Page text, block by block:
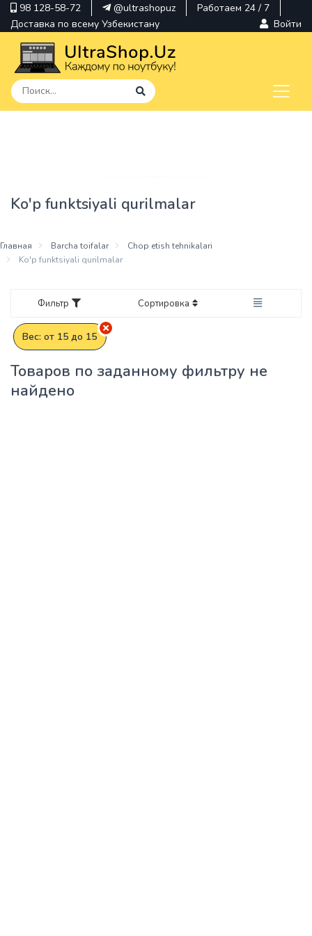
98 128-58-72 @ultrashopuz
Работаем 24 / 7
Доставка по всему Узбекистану
Войти
Hp
Ko'p funktsiyali qurilmalar
Главная Barcha toifalar
Chop etish tehnikalari
Ko'p funktsiyali qurilmalar
Фильтр Сортировка
Вес: от 15 до 15
Товаров по заданному фильтру не
найдено